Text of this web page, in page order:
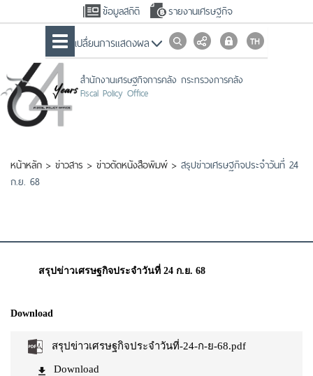
ข้อมูลสถิติ รายงานเศรษฐกิจ
เปลื่ยนการแสดงผล
สำนักงานเศรษฐกิจการคลัง กระทรวงการคลัง
Fiscal Policy Office
หน้าหลัก > ข่าวสาร > ข่าวตัดหนังสือพิมพ์ > สรุปข่าวเศรษฐกิจประจำวันที่ 24
ก.ย. 68
สรุปข่าวเศรษฐกิจประจำวันที่ 24 ก.ย. 68
Download
สรุปข่าวเศรษฐกิจประจำวันที่-24-ก-ย-68.pdf
Download